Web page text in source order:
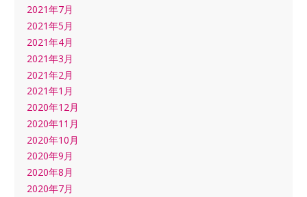
2021年7月
2021年5月
2021年4月
2021年3月
2021年2月
2021年1月
2020年12月
2020年11月
2020年10月
2020年9月
2020年8月
2020年7月